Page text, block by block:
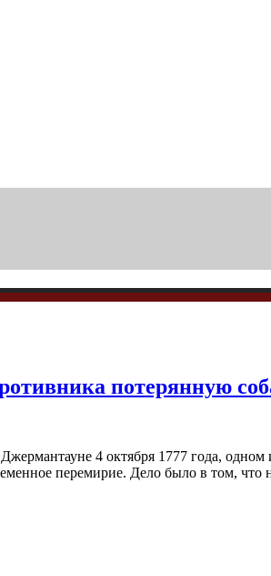
потерянную
4 октября 1777 года,
перемирие. Дело было в том, что